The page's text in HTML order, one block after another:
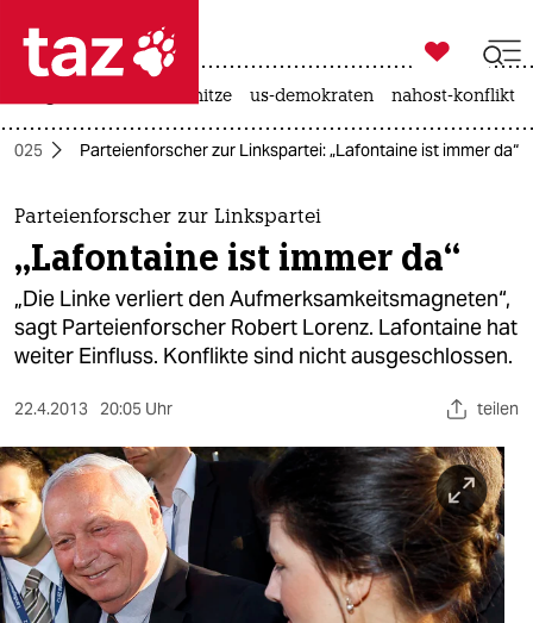
 taz zahl ich
taz zahl ich
themen
politik
öko
sport
berlin
nord

taz zahl ich
hitze us-demokraten nahost-konflikt
2025 Parteienforscher zur Linkspartei: „Lafontaine ist immer da“
Parteienforscher zur Linkspartei
„Lafontaine ist immer da“
„Die Linke verliert den Aufmerksamkeitsmagneten“,
sagt Parteienforscher Robert Lorenz. Lafontaine hat
weiter Einfluss. Konflikte sind nicht ausgeschlossen.
22.4.2013 20:05 Uhr teilen